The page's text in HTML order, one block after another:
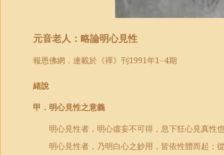
元音老人：略論明心見性
報恩佛網． 連載於《禪》刊1991年1--4期
緒說
甲．明心見性之意義
明心見性者，明心虛妄不可得，息下狂心見真性
明心見性者，乃明白心之妙用，皆依性體而起；